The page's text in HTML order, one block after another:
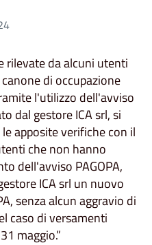
rilevate da alcuni utenti
di occupazione
l'utilizzo dell'avviso
dal gestore ICA srl, si
apposite verifiche con il
che non hanno
dell'avviso PAGOPA,
ICA srl un nuovo
senza alcun aggravio di
caso di versamenti
maggio.”